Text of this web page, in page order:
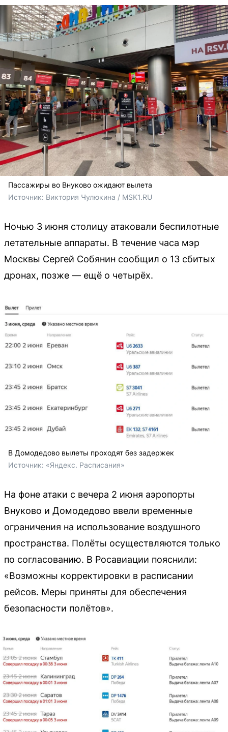
Пассажиры во Внуково ожидают вылета
Источник: Виктория Чулюкина / MSK1.RU
Ночью 3 июня столицу атаковали беспилотные
летательные аппараты. В течение часа мэр
Москвы Сергей Собянин сообщил о 13 сбитых
дронах, позже — ещё о четырёх.
В Домодедово вылеты проходят без задержек
Источник: «Яндекс. Расписания»
На фоне атаки с вечера 2 июня аэропорты
Внуково и Домодедово ввели временные
ограничения на использование воздушного
пространства. Полёты осуществляются только
по согласованию. В Росавиации пояснили:
«Возможны корректировки в расписании
рейсов. Меры приняты для обеспечения
безопасности полётов».